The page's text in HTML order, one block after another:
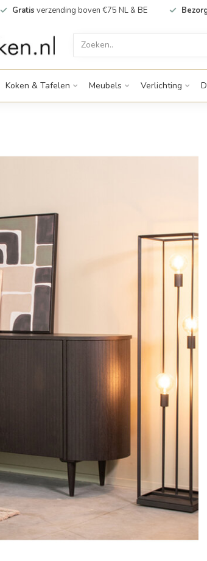
Gratis verzending boven €75 NL & BE
Koken & Tafelen Meubels Verlichting